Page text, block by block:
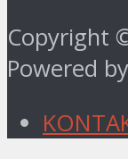
Copyright
Powered by